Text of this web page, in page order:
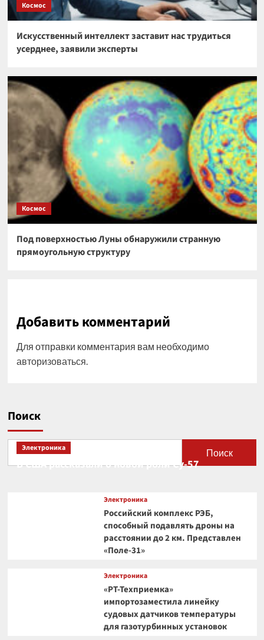
Космос
Искусственный интеллект заставит нас трудиться
усерднее, заявили эксперты
Космос
Под поверхностью Луны обнаружили странную
прямоугольную структуру
Добавить комментарий
Для отправки комментария вам необходимо
авторизоваться.
Поиск
Поиск
Электроника
В США рассказали о новой роли Су-57
Электроника
Российский комплекс РЭБ,
способный подавлять дроны на
расстоянии до 2 км. Представлен
«Поле-31»
Электроника
«РТ-Техприемка»
импортозаместила линейку
судовых датчиков температуры
для газотурбинных установок